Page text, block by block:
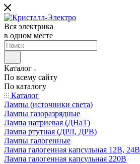
Вся электрика
в одном месте
Каталог
По всему сайту
По каталогу
Каталог
Лампы (источники света)
Лампы газоразрядные
Лампа натриевая (ДНаТ)
Лампа ртутная (ДРЛ, ДРВ)
Лампы галогенные
Лампа галогенная капсульная 12В, 24В
Лампа галогенная капсульная 220В